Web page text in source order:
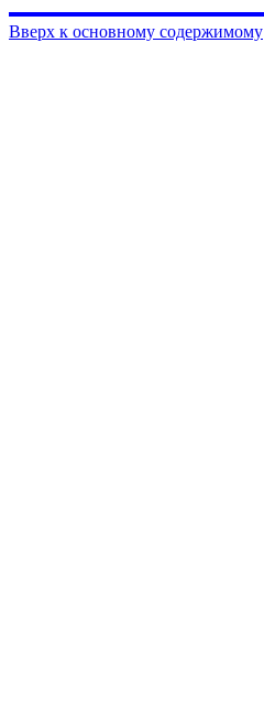
Вверх к основному содержимому